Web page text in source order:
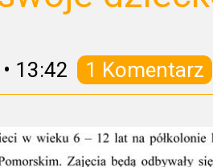
• 13:42 1 Komentarz